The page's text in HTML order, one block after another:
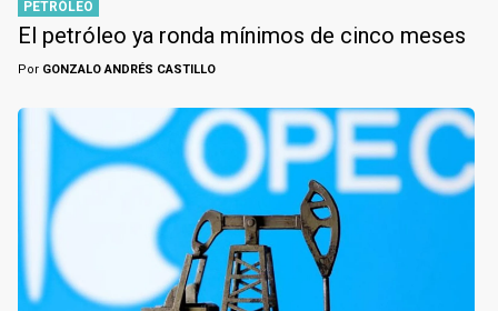
PETRÓLEO
El petróleo ya ronda mínimos de cinco meses
Por GONZALO ANDRÉS CASTILLO